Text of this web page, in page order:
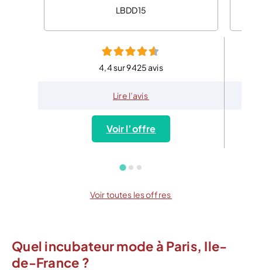
LBDD15
4,4 sur 9425 avis
Lire l’avis
Voir l’offre
Voir toutes les offres
Quel incubateur mode à Paris, Ile-
de-France ?